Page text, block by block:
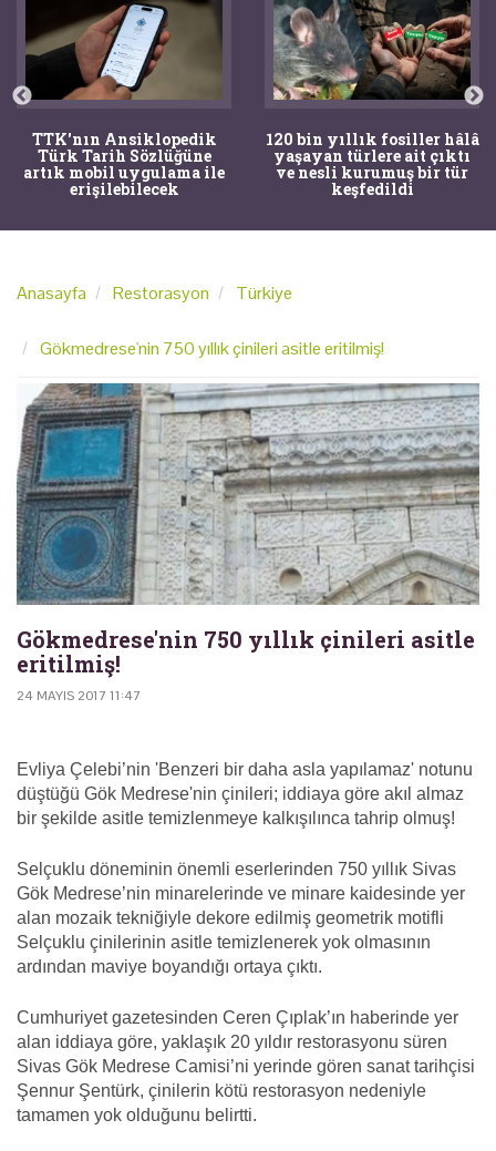
TTK'nın Ansiklopedik
Türk Tarih Sözlüğüne
artık mobil uygulama ile
erişilebilecek
120 bin yıllık fosiller hâlâ
yaşayan türlere ait çıktı
ve nesli kurumuş bir tür
keşfedildi
Anasayfa Restorasyon Türkiye
Gökmedrese'nin 750 yıllık çinileri asitle eritilmiş!
Gökmedrese'nin 750 yıllık çinileri asitle
eritilmiş!
24 MAYIS 2017 11:47
Evliya Çelebi’nin 'Benzeri bir daha asla yapılamaz' notunu
düştüğü Gök Medrese'nin çinileri; iddiaya göre akıl almaz
bir şekilde asitle temizlenmeye kalkışılınca tahrip olmuş!
Selçuklu döneminin önemli eserlerinden 750 yıllık Sivas
Gök Medrese’nin minarelerinde ve minare kaidesinde yer
alan mozaik tekniğiyle dekore edilmiş geometrik motifli
Selçuklu çinilerinin asitle temizlenerek yok olmasının
ardından maviye boyandığı ortaya çıktı.
Cumhuriyet gazetesinden Ceren Çıplak’ın haberinde yer
alan iddiaya göre, yaklaşık 20 yıldır restorasyonu süren
Sivas Gök Medrese Camisi’ni yerinde gören sanat tarihçisi
Şennur Şentürk, çinilerin kötü restorasyon nedeniyle
tamamen yok olduğunu belirtti.